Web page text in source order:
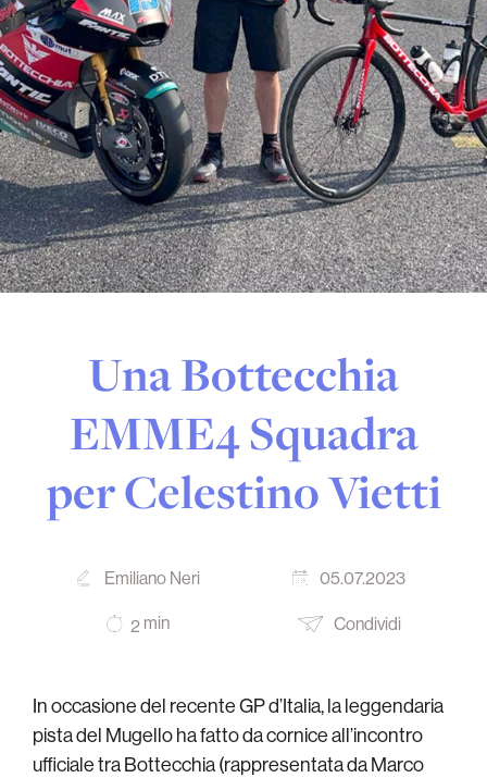
Una Bottecchia
EMME4 Squadra
per Celestino Vietti
Emiliano Neri 05.07.2023
2 min Condividi
In occasione del recente GP d’Italia, la leggendaria
pista del Mugello ha fatto da cornice all’incontro
ufficiale tra Bottecchia (rappresentata da Marco